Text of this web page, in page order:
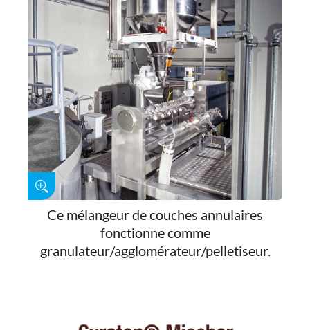
Ce mélangeur de couches annulaires
fonctionne comme
granulateur/agglomérateur/pelletiseur.